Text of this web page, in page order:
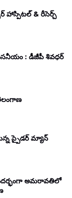
హాస్పిటల్ & రీసెర్చ్
: డీజీపీ శివధర్
స్పైడర్ మ్యాన్
అమరావతిలో